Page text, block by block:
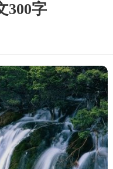
300字